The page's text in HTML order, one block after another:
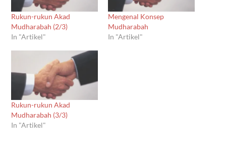
Rukun-rukun Akad
Mudharabah (2/3)
In "Artikel"
Mengenal Konsep
Mudharabah
In "Artikel"
Rukun-rukun Akad
Mudharabah (3/3)
In "Artikel"